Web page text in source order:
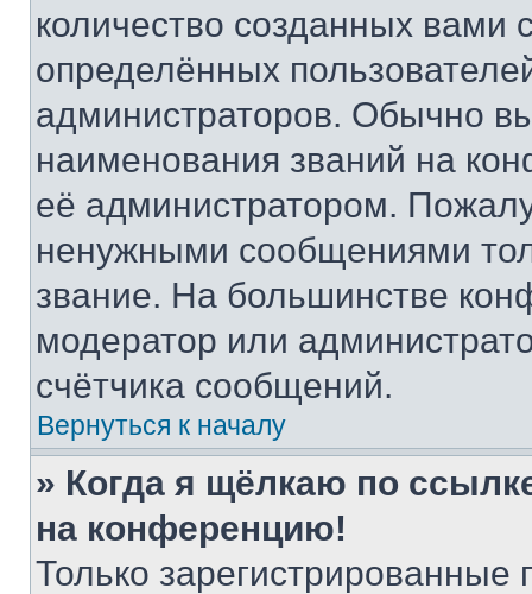
количество созданных
определённых
администраторов. Обычно
наименования званий на
её администратором.
ненужными сообщениями
звание. На большинстве
модератор или
счётчика сообщений.
Вернуться к началу
» Когда я щёлкаю по
на конференцию!
Только зарегистрированные